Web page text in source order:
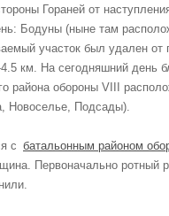
Гораней от
Бодуны (ныне там
участок был удален от
км. На сегодняшний день
района обороны VIII
Новоселье, Подсады).
с батальонным районом
Первоначально ротный